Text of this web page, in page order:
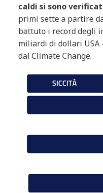
caldi si sono
primi sette a partire
battuto i record degli
miliardi di dollari
dal Climate Change.